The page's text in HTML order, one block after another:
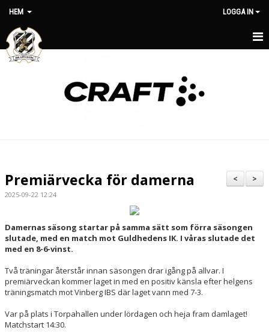
HEM LOGGA IN
HEM
KLUBBSHOP
STYRELSE
KALENDER
DOKUMENT
SPORTRÅD
>
<
Premiärvecka för damerna
2025-09-22 12:24
Damernas säsong startar på samma sätt som förra säsongen
slutade, med en match mot Guldhedens IK. I våras slutade det
med en 8-6-vinst.
Två träningar återstår innan säsongen drar igång på allvar. I
premiärveckan kommer laget in med en positiv känsla efter helgens
träningsmatch mot Vinberg IBS där laget vann med 7-3.
Var på plats i Torpahallen under lördagen och heja fram damlaget!
Matchstart 14:30.